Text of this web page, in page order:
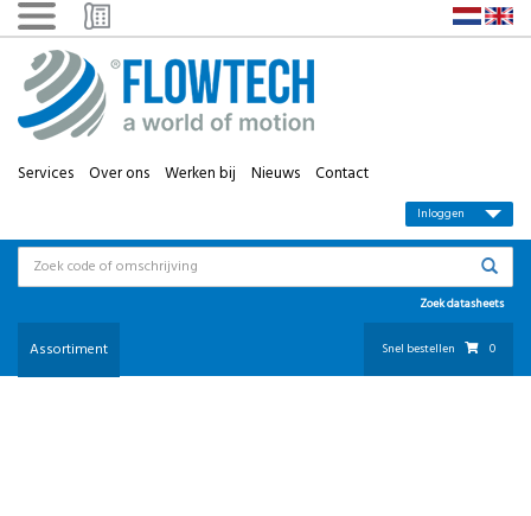
Services Over ons Werken bij Nieuws Contact
Inloggen
Assortiment
Zoek datasheets
Snel bestellen 0